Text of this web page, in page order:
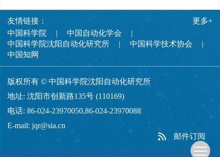
友情链接：
中国科学院
中国自动化学会
中国科学院沈阳自动化研究所
中国科学技术协会
中国知网
更多+
版权所有 © 中国科学院沈阳自动化研究所
地址: 沈阳市创新路135号 (110169)
电话: 86-024-23970050,86-024-23970088
E-mail: jqr@sia.cn
邮件订阅